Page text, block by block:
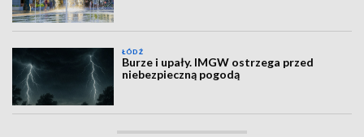
ŁÓDŹ
Burze i upały. IMGW ostrzega przed
niebezpieczną pogodą